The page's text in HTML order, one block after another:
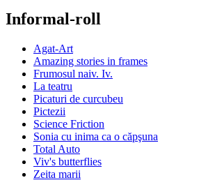
Informal-roll
Agat-Art
Amazing stories in frames
Frumosul naiv. Iv.
La teatru
Picaturi de curcubeu
Pictezii
Science Friction
Sonia cu inima ca o căpşuna
Total Auto
Viv's butterflies
Zeita marii